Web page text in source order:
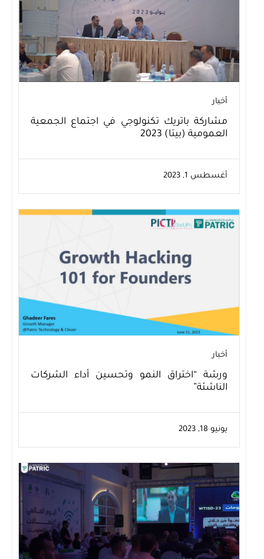
أخبار
مشاركة باتريك تكنولوجي في اجتماع الجمعية
العمومية (بيتا) 2023
أغسطس 1, 2023
أخبار
ورشة “اختراق النمو وتحسين أداء الشركات
الناشئة”
يونيو 18, 2023